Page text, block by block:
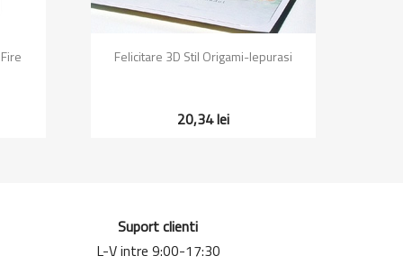
Vizualizare rapida
Felicitare 3D Stil Origami-Iepurasi
20,34 lei
Suport clienti
L-V intre 9:00-17:30